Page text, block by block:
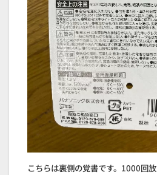
こちらは裏側の覚書です。1000回